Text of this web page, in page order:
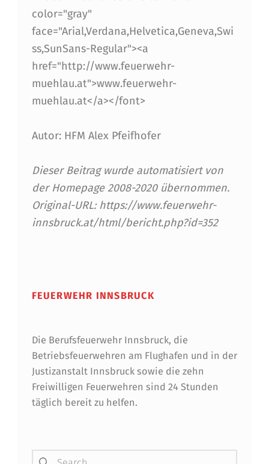
F
E
U
E
R
W
H
R
M
A
color="gray"
face="Arial,Verdana,Helvetica,Geneva,Swi
ss,SunSans-Regular"><a
href="http://www.feuerwehr-
muehlau.at">www.feuerwehr-
muehlau.at</a></font>
Autor: HFM Alex Pfeifhofer
Dieser Beitrag wurde automatisiert von
der Homepage 2008-2020 übernommen.
Original-URL: https://www.feuerwehr-
innsbruck.at/html/bericht.php?id=352
FEUERWEHR INNSBRUCK
Die Berufsfeuerwehr Innsbruck, die
Betriebsfeuerwehren am Flughafen und in der
Justizanstalt Innsbruck sowie die zehn
Freiwilligen Feuerwehren sind 24 Stunden
täglich bereit zu helfen.
Suchen nach: